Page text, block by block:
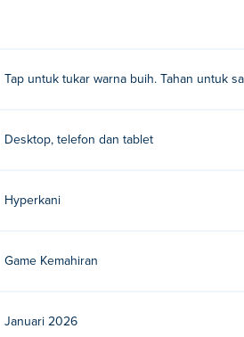
percuma di Poki.
dan peranti mudah alih anda
Tap untuk tukar warna buih. Tahan untuk
Desktop, telefon dan tablet
Hyperkani
Game Kemahiran
Januari 2026